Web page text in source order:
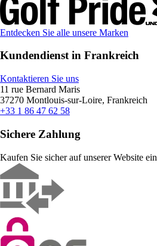
Entdecken Sie alle unsere Marken
Kundendienst in Frankreich
Kontaktieren Sie uns
11 rue Bernard Maris
37270 Montlouis-sur-Loire, Frankreich
+33 1 86 47 62 58
Sichere Zahlung
Kaufen Sie sicher auf unserer Website ein